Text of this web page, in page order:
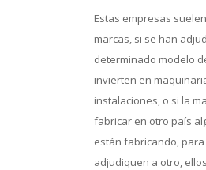
Estas empresas
marcas, si se han
determinado modelo
invierten en
instalaciones, o si la
fabricar en otro país
están fabricando,
adjudiquen a otro,